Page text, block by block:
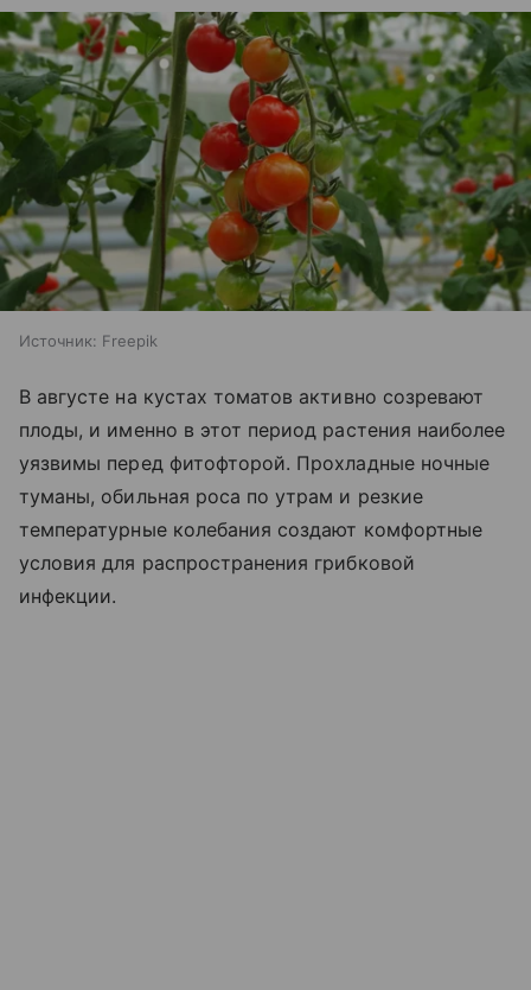
Источник: Freepik
В августе на кустах томатов активно созревают
плоды, и именно в этот период растения наиболее
уязвимы перед фитофторой. Прохладные ночные
туманы, обильная роса по утрам и резкие
температурные колебания создают комфортные
условия для распространения грибковой
инфекции.